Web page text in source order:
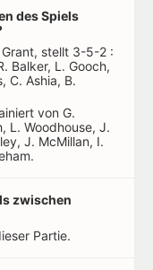
des Spiels
stellt 3-5-2 :
Balker, L. Gooch,
C. Ashia, B.
von G.
L. Woodhouse, J.
J. McMillan, I.
zwischen
Partie.